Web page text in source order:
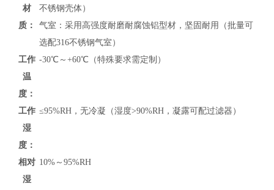
材
质：
不锈钢壳体）
气室：采用高强度耐磨耐腐蚀铝型材，坚固耐用（批量可
选配316不锈钢气室）
工作
温
度：
-30℃～+60℃（特殊要求需定制）
工作
湿
度：
≤95%RH，无冷凝（湿度>90%RH，凝露可配过滤器）
相对
湿
10%～95%RH